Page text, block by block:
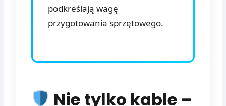
podkreślają wagę
przygotowania sprzętowego.
Nie tylko kable –